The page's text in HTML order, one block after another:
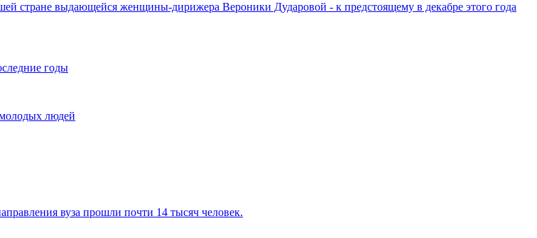
стране выдающейся женщины-дирижера Вероники Дударовой - к предстоящему в декабре этого года
годы
людей
вуза прошли почти 14 тысяч человек.